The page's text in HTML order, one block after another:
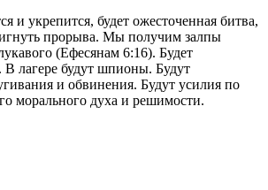
и укрепится, будет ожесточенная битва,
прорыва. Мы получим залпы
(Ефесянам 6:16). Будет
В лагере будут шпионы. Будут
и обвинения. Будут усилия по
морального духа и решимости.